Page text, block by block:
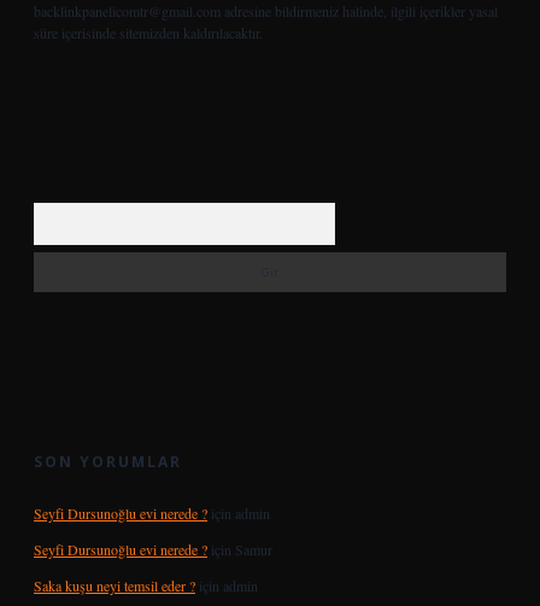
backlinkpanelicomtr@gmail.com adresine bildirmeniz halinde, ilgili içerikler yasal
süre içerisinde sitemizden kaldırılacaktır.
SON YORUMLAR
Seyfi Dursunoğlu evi nerede ? için admin
Seyfi Dursunoğlu evi nerede ? için Samur
Saka kuşu neyi temsil eder ? için admin